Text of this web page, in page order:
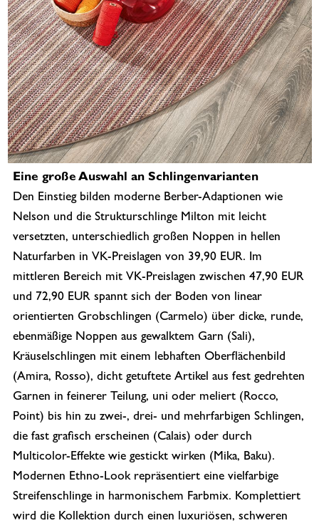
Eine große Auswahl an Schlingenvarianten
Den Einstieg bilden moderne Berber-Adaptionen wie
Nelson und die Strukturschlinge Milton mit leicht
versetzten, unterschiedlich großen Noppen in hellen
Naturfarben in VK-Preislagen von 39,90 EUR. Im
mittleren Bereich mit VK-Preislagen zwischen 47,90 EUR
und 72,90 EUR spannt sich der Boden von linear
orientierten Grobschlingen (Carmelo) über dicke, runde,
ebenmäßige Noppen aus gewalktem Garn (Sali),
Kräuselschlingen mit einem lebhaften Oberflächenbild
(Amira, Rosso), dicht getuftete Artikel aus fest gedrehten
Garnen in feinerer Teilung, uni oder meliert (Rocco,
Point) bis hin zu zwei-, drei- und mehrfarbigen Schlingen,
die fast grafisch erscheinen (Calais) oder durch
Multicolor-Effekte wie gestickt wirken (Mika, Baku).
Modernen Ethno-Look repräsentiert eine vielfarbige
Streifenschlinge in harmonischem Farbmix. Komplettiert
wird die Kollektion durch einen luxuriösen, schweren